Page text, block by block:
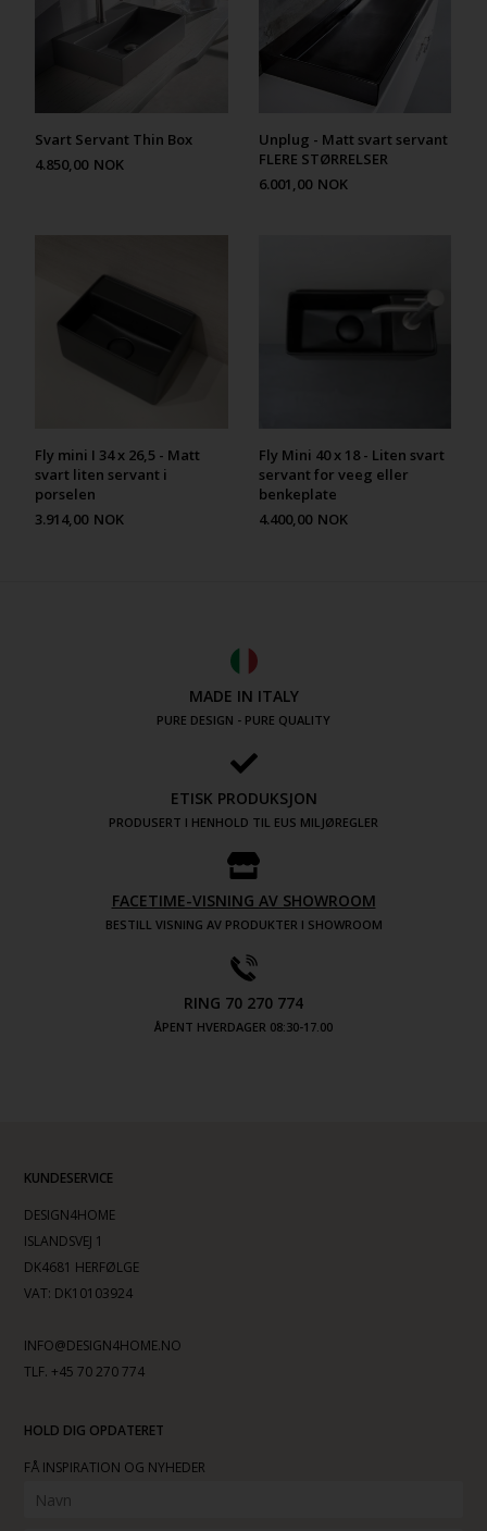
Svart Servant Thin Box
4.850,00 NOK
Unplug - Matt svart servant
FLERE STØRRELSER
6.001,00 NOK
Fly mini I 34 x 26,5 - Matt
svart liten servant i
porselen
3.914,00 NOK
Fly Mini 40 x 18 - Liten svart
servant for veeg eller
benkeplate
4.400,00 NOK
MADE IN ITALY
PURE DESIGN - PURE QUALITY
ETISK PRODUKSJON
PRODUSERT I HENHOLD TIL EUS MILJØREGLER
FACETIME-VISNING AV SHOWROOM
BESTILL VISNING AV PRODUKTER I SHOWROOM
RING 70 270 774
ÅPENT HVERDAGER 08:30-17.00
KUNDESERVICE
DESIGN4HOME
ISLANDSVEJ 1
DK4681 HERFØLGE
VAT: DK10103924
INFO@DESIGN4HOME.NO
TLF. +45 70 270 774
HOLD DIG OPDATERET
FÅ INSPIRATION OG NYHEDER